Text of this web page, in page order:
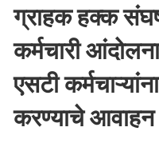
ग्राहक हक्क
कर्मचारी
एसटी
करण्याचे आवाहन